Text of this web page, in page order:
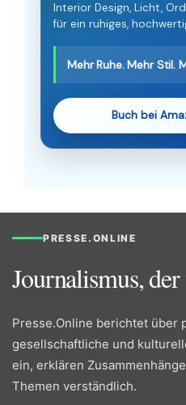
Interior Design, Licht,
für ein ruhiges,
Mehr Ruhe. Mehr Stil.
Buch bei
PRESSE.ONLINE
Journalismus,
Presse.Online berichtet über
gesellschaftliche und
ein, erklären
Themen verständlich.